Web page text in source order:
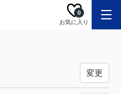
お気に入り
0
変更